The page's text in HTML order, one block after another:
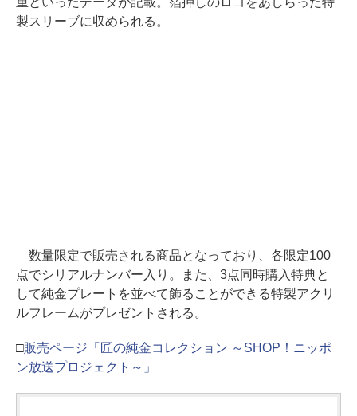
製スリーブに収められる。
数量限定で販売される商品となっており、各限定100
点でシリアルナンバー入り。また、3点同時購入特典と
して純金プレートを並べて飾ることができる特製アクリ
ルフレームがプレゼントされる。
□販売ページ「匠の純金コレクション ～SHOP！ニッポ
ン放送プロジェクト～」